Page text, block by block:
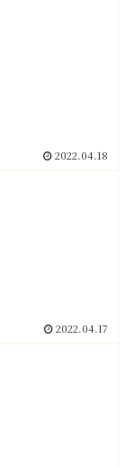
2022.04.18
2022.04.17